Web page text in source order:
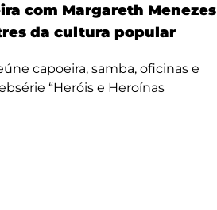
com Margareth Menezes
da cultura popular
capoeira, samba, oficinas e
“Heróis e Heroínas